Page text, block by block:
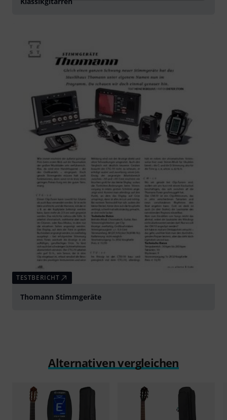
TESTBERICHT
Thomann Stimmgeräte
Alternativen vergleichen